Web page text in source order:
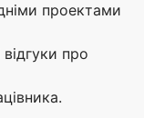
проектами
про